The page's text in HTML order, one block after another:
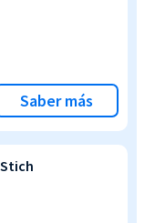
Saber más
Stich